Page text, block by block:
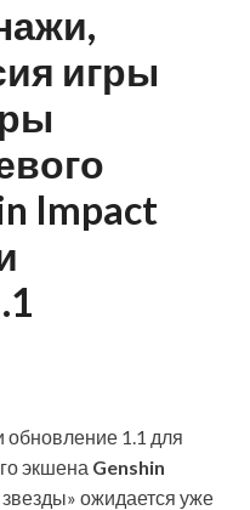
игры
Impact
обновление 1.1 для
экшена Genshin
ожидается уже